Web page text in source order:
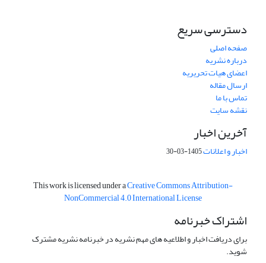
دسترسی سریع
صفحه اصلی
درباره نشریه
اعضای هیات تحریریه
ارسال مقاله
تماس با ما
نقشه سایت
آخرین اخبار
اخبار و اعلانات1405-03-30
This work is licensed under aCreative Commons Attribution-
NonCommercial 4.0 International License
اشتراک خبرنامه
برای دریافت اخبار و اطلاعیه های مهم نشریه در خبرنامه نشریه مشترک
شوید.